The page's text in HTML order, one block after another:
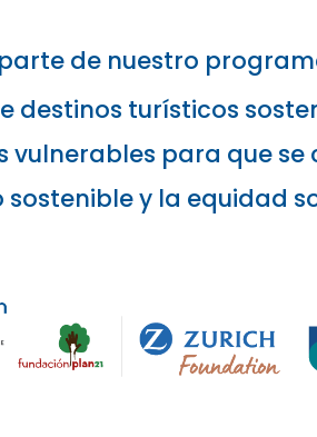
de nuestro
destinos turísticos
vulnerables para que
y la equidad